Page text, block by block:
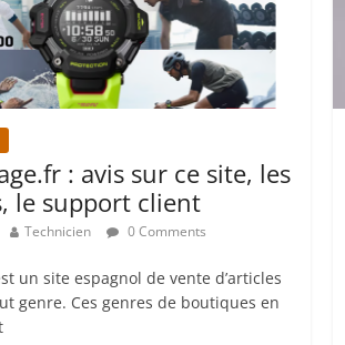
: avis sur ce site, les
le support client
Technicien 0 Comments
un site espagnol de vente d’articles
genre. Ces genres de boutiques en